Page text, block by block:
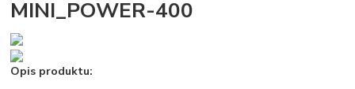
MINI_POWER-400
Opis produktu: